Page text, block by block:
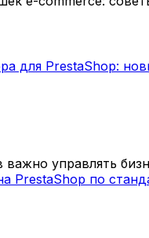
управлять